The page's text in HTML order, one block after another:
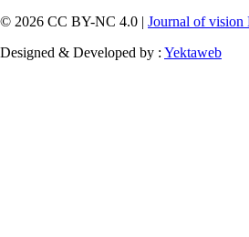
© 2026 CC BY-NC 4.0 | Journal of vision
Designed & Developed by : Yektaweb